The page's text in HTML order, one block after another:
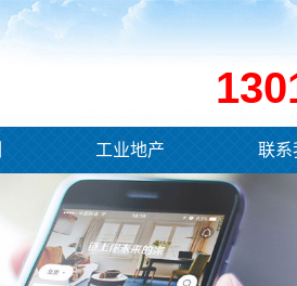
工业地产 联系